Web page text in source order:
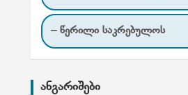
– წერილი საკრებულოს
ანგარიშები